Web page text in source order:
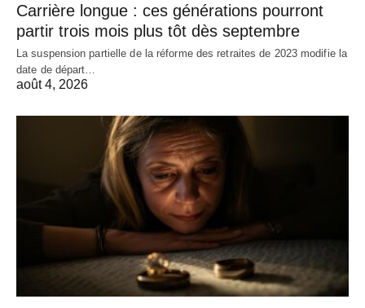
Carrière longue : ces générations pourront
partir trois mois plus tôt dès septembre
La suspension partielle de la réforme des retraites de 2023 modifie la
date de départ…
août 4, 2026